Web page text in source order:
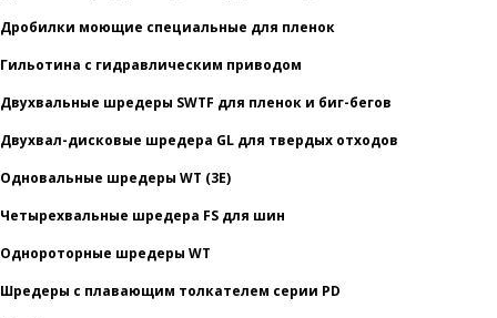
Дробилки моющие специальные для пленок
Гильотина с гидравлическим приводом
Двухвальные шредеры SWTF для пленок и биг-бегов
Двухвал-дисковые шредера GL для твердых отходов
Одновальные шредеры WT (3E)
Четырехвальные шредера FS для шин
Однороторные шредеры WT
Шредеры с плавающим толкателем серии PD